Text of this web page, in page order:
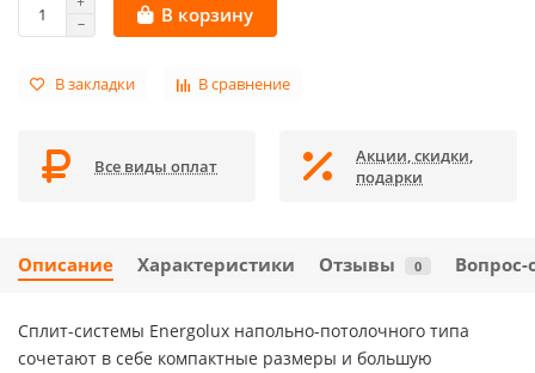
В корзину
В закладки В сравнение
Все виды оплат
Акции, скидки,
подарки
Описание Характеристики Отзывы 0 Вопрос-
Сплит-системы Energolux напольно-потолочного типа
сочетают в себе компактные размеры и большую